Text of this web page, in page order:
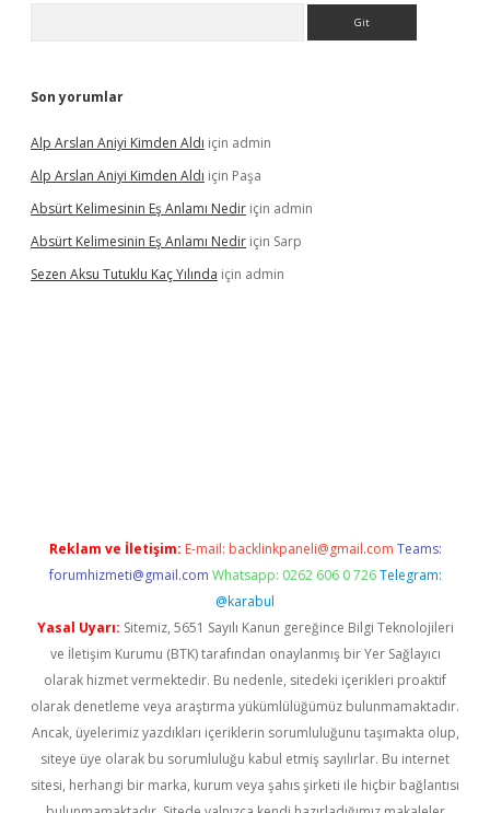
Son yorumlar
Alp Arslan Aniyi Kimden Aldı için admin
Alp Arslan Aniyi Kimden Aldı için Paşa
Absürt Kelimesinin Eş Anlamı Nedir için admin
Absürt Kelimesinin Eş Anlamı Nedir için Sarp
Sezen Aksu Tutuklu Kaç Yılında için admin
Reklam ve İletişim: E-mail: backlinkpaneli@gmail.com Teams:
forumhizmeti@gmail.com Whatsapp: 0262 606 0 726 Telegram:
@karabul
Yasal Uyarı: Sitemiz, 5651 Sayılı Kanun gereğince Bilgi Teknolojileri
ve İletişim Kurumu (BTK) tarafından onaylanmış bir Yer Sağlayıcı
olarak hizmet vermektedir. Bu nedenle, sitedeki içerikleri proaktif
olarak denetleme veya araştırma yükümlülüğümüz bulunmamaktadır.
Ancak, üyelerimiz yazdıkları içeriklerin sorumluluğunu taşımakta olup,
siteye üye olarak bu sorumluluğu kabul etmiş sayılırlar. Bu internet
sitesi, herhangi bir marka, kurum veya şahıs şirketi ile hiçbir bağlantısı